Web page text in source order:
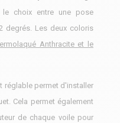
le choix entre une pose
degrés. Les deux coloris
Anthracite et le
réglable permet d'installer
Cela permet également
de chaque voile pour